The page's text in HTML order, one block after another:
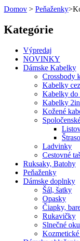
Domov > Peňaženky>
Kategórie
Výpredaj
NOVINKY
Dámske Kabelky
Crossbody
Kabelky
Kabelky do
Kabelky
Kožené
Ladvinky
Cestovné
Ruksaky, Batohy
Peňaženky
Dámske doplnky
Šál, šatky
Opasky
Čiapky,
Rukavičky
Slnečné